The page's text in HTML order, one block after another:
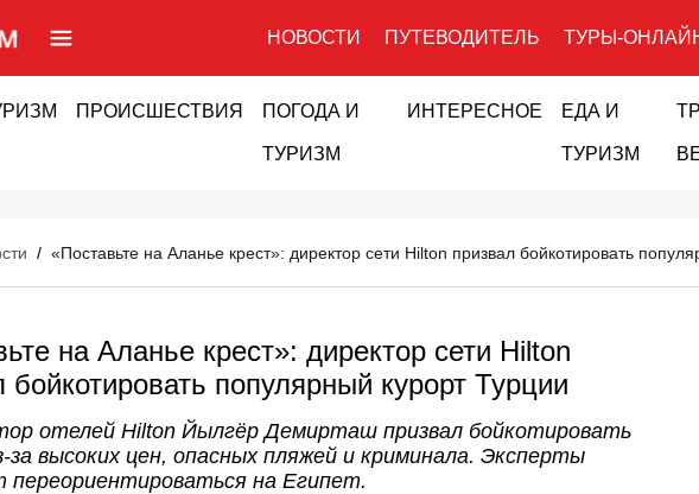
НОВОСТИ ПУТЕВОДИТЕЛЬ ТУРЫ-
ПРОИСШЕСТВИЯ ПОГОДА И
ТУРИЗМ
ИНТЕРЕСНОЕ ЕДА И
ТУРИЗМ
/ «Поставьте на Аланье крест»: директор сети Hilton призвал бойкотировать
на Аланье крест»: директор сети Hilton
бойкотировать популярный курорт Турции
отелей Hilton Йылгёр Демирташ призвал бойкотировать
за высоких цен, опасных пляжей и криминала. Эксперты
на Египет.